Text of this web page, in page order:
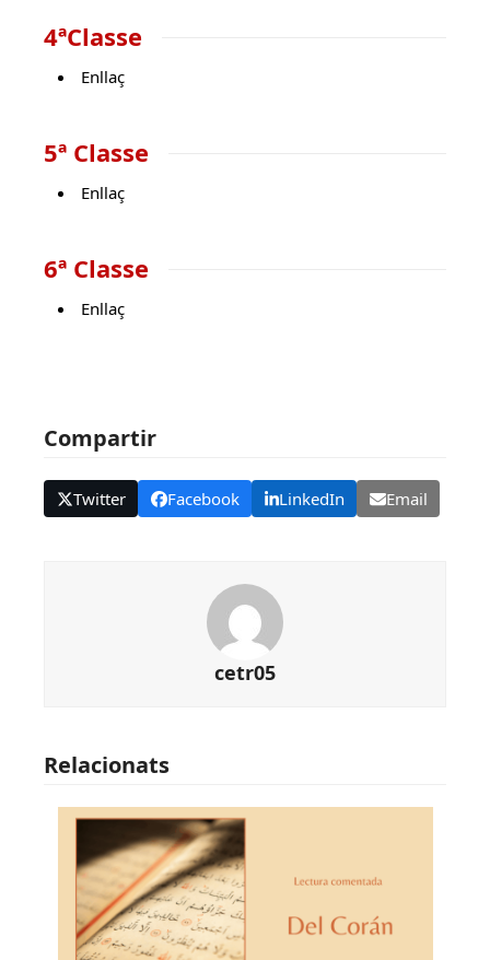
4ªClasse
Enllaç
5ª Classe
Enllaç
6ª Classe
Enllaç
Compartir
Twitter Facebook LinkedIn Email
cetr05
Relacionats